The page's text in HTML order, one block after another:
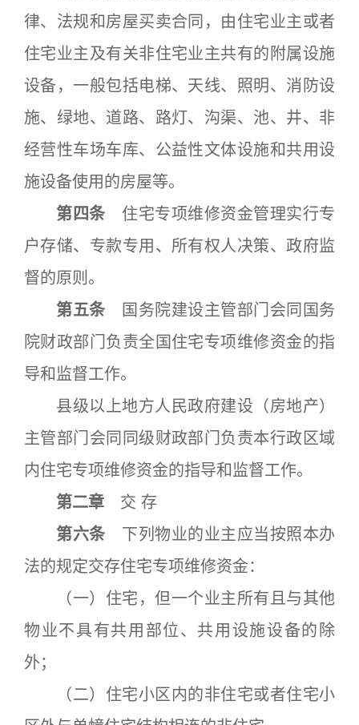
律、法规和房屋买卖合同，由住宅业主或者
住宅业主及有关非住宅业主共有的附属设施
设备，一般包括电梯、天线、照明、消防设
施、绿地、道路、路灯、沟渠、池、井、非
经营性车场车库、公益性文体设施和共用设
施设备使用的房屋等。
第四条 住宅专项维修资金管理实行专
户存储、专款专用、所有权人决策、政府监
督的原则。
第五条 国务院建设主管部门会同国务
院财政部门负责全国住宅专项维修资金的指
导和监督工作。
县级以上地方人民政府建设（房地产）
主管部门会同同级财政部门负责本行政区域
内住宅专项维修资金的指导和监督工作。
第二章 交 存
第六条 下列物业的业主应当按照本办
法的规定交存住宅专项维修资金：
（一）住宅，但一个业主所有且与其他
物业不具有共用部位、共用设施设备的除
外；
（二）住宅小区内的非住宅或者住宅小